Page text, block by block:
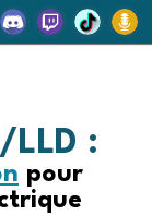
:
pour